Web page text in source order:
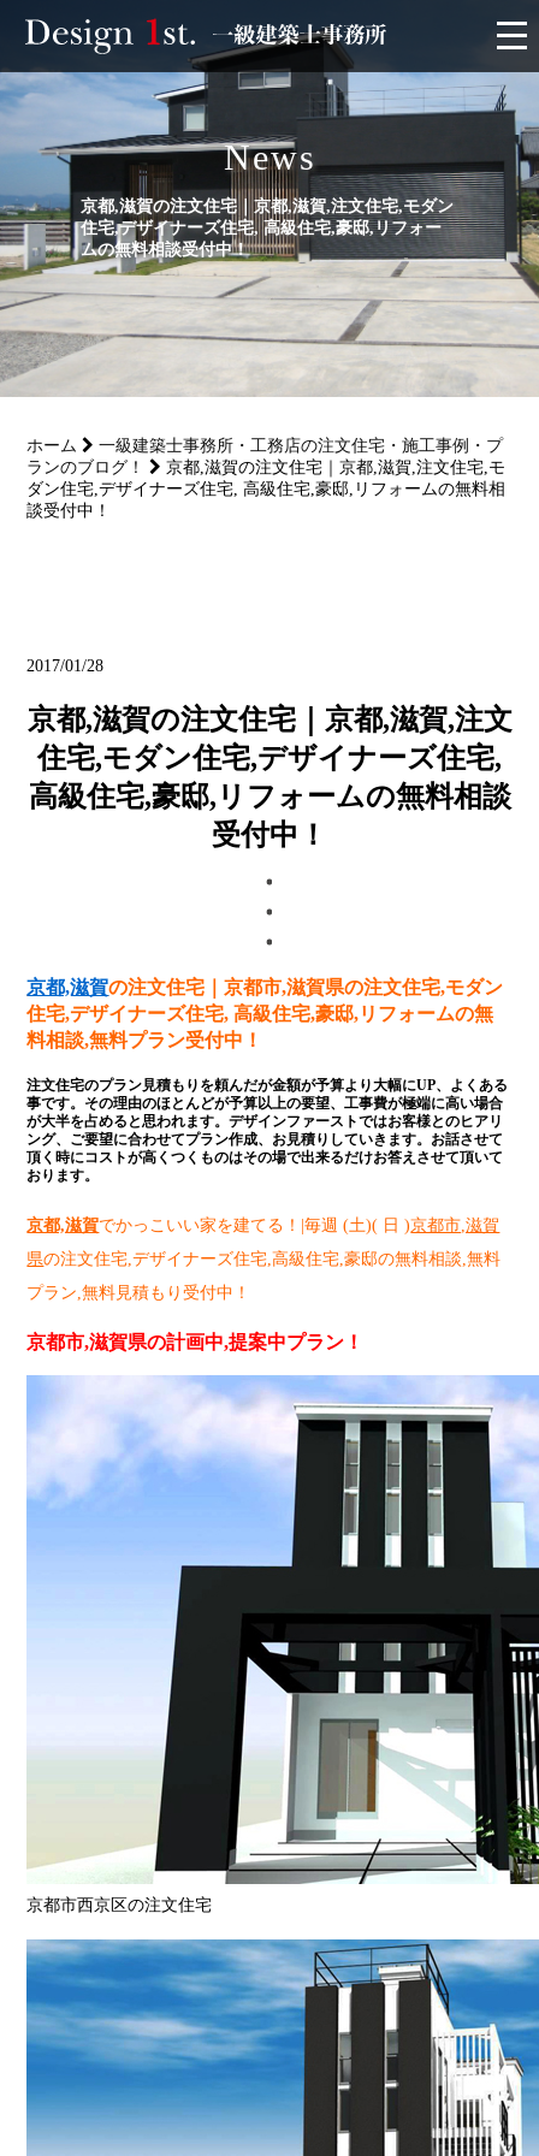
モニター
施工実績・施工事例
リフォーム
サービス
会社概要
News
京都,滋賀の注文住宅｜京都,滋賀,注文住宅,モダン
住宅,デザイナーズ住宅, 高級住宅,豪邸,リフォー
ムの無料相談受付中！
ホーム
一級建築士事務所・工務店の注文住宅・施工事例・プ
ランのブログ！
京都,滋賀の注文住宅｜京都,滋賀,注文住宅,モ
ダン住宅,デザイナーズ住宅, 高級住宅,豪邸,リフォームの無料相
談受付中！
2017/01/28
京都,滋賀の注文住宅｜京都,滋賀,注文
住宅,モダン住宅,デザイナーズ住宅,
高級住宅,豪邸,リフォームの無料相談
受付中！
京都,滋賀の注文住宅 ｜京都市,滋賀県の注文住宅,モダン
住宅,デザイナーズ住宅, 高級住宅,豪邸,リフォームの無
料相談,無料プラン受付中！
注文住宅のプラン見積もりを頼んだが金額が予算より大幅にUP、よくある
事です。その理由のほとんどが予算以上の要望、工事費が極端に高い場合
が大半を占めると思われます。デザインファーストではお客様とのヒアリ
ング、ご要望に合わせてプラン作成、お見積りしていきます。お話させて
頂く時にコストが高くつくものはその場で出来るだけお答えさせて頂いて
おります。
京都,滋賀でかっこいい家を建てる！|毎週 (土)( 日 )京都市,滋賀
県の注文住宅,デザイナーズ住宅,高級住宅,豪邸の無料相談,無料
プラン,無料見積もり受付中！
京都市,滋賀県の計画中,提案中プラン！
京都市西京区の注文住宅